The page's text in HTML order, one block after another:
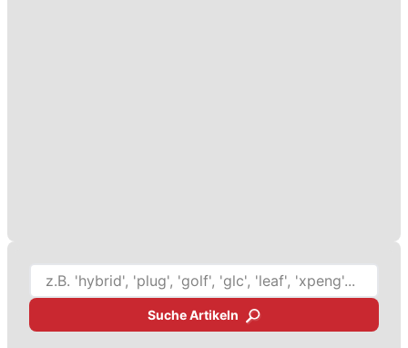
Suche Artikeln